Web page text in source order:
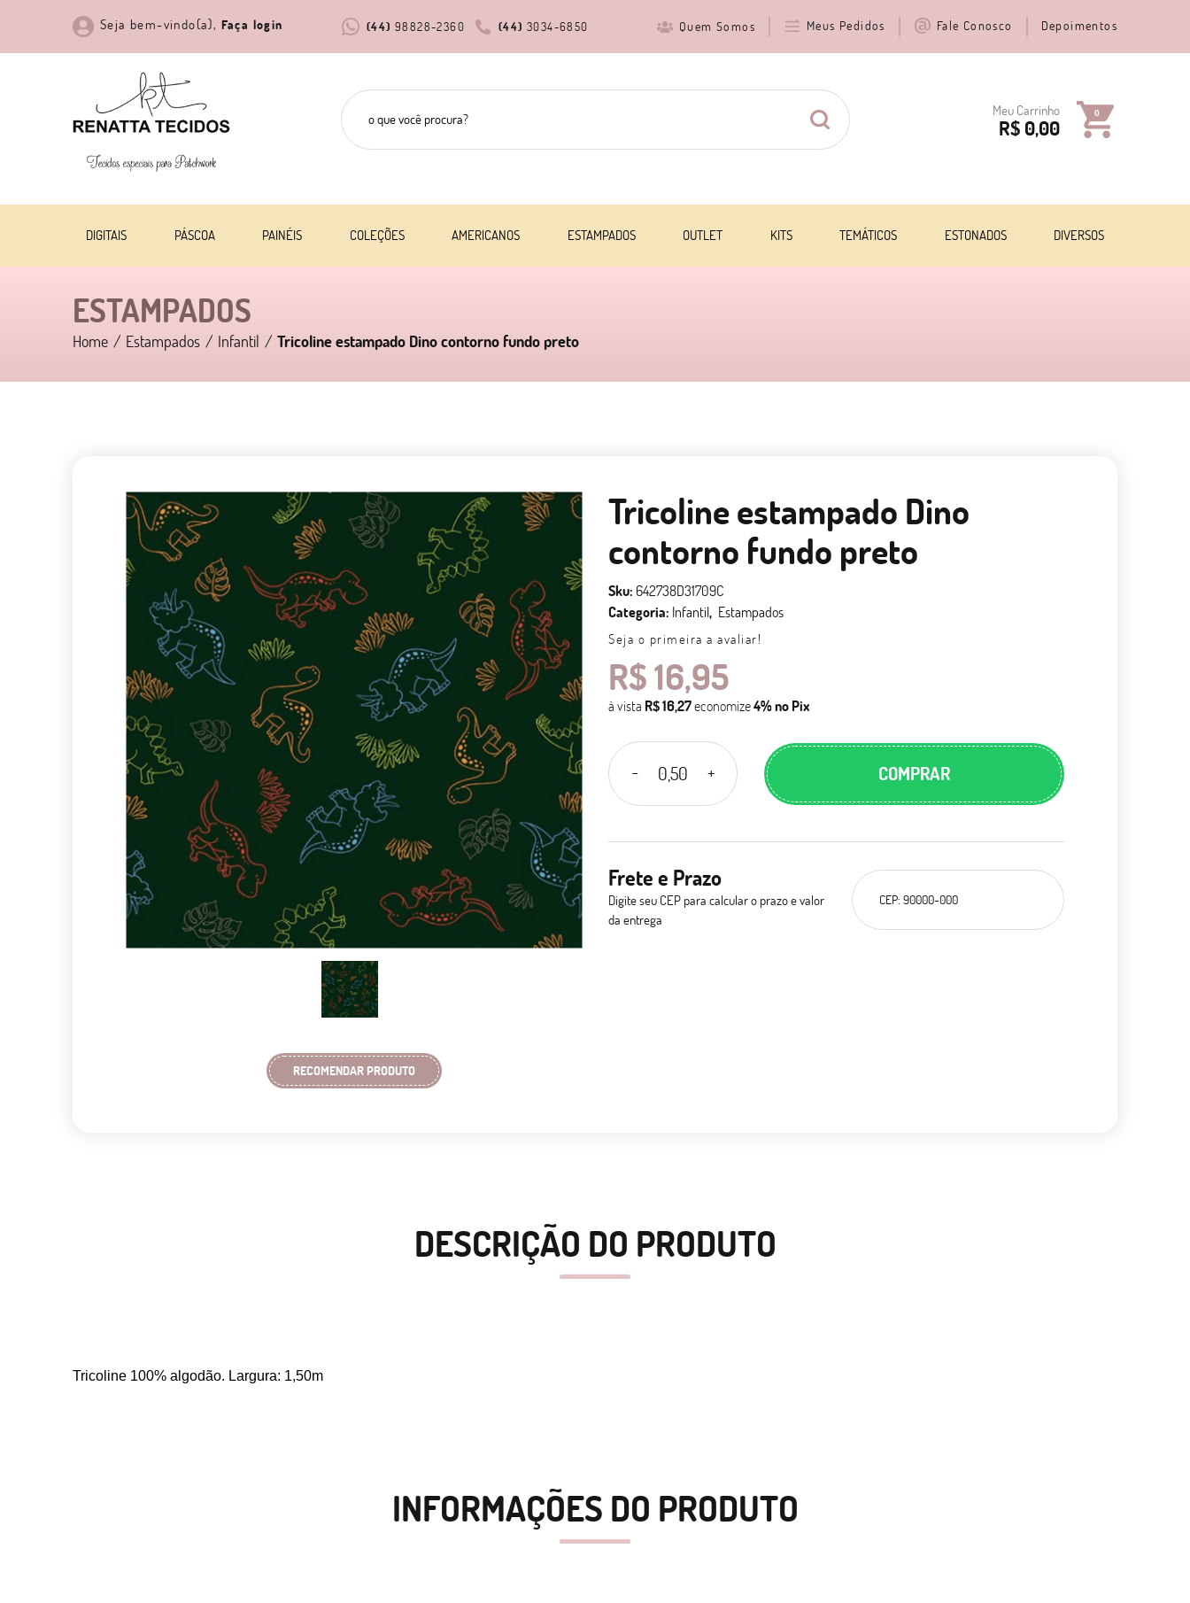
Seja bem-vindo(a), Faça login (44) 3034-6850
(44) 98828-2360 Quem Somos Meus Pedidos Fale Conosco Depoimentos
Meu Carrinho 0
R$ 0,00
DIGITAIS PÁSCOA PAINÉIS COLEÇÕES AMERICANOS ESTAMPADOS OUTLET KITS TEMÁTICOS ESTONADOS DIVERSOS
ESTAMPADOS
Home Estampados Infantil Tricoline estampado Dino contorno fundo preto
RECOMENDAR PRODUTO
Tricoline estampado Dino
contorno fundo preto
Sku: 642738D31709C
Categoria: Infantil Estampados
Seja o primeira a avaliar!
R$ 16,95
à vista R$ 16,27economize4%no Pix
COMPRAR
Frete e Prazo
Digite seu CEP para calcular o prazo e valor
da entrega
DESCRIÇÃO DO PRODUTO
Tricoline 100% algodão. Largura: 1,50m
INFORMAÇÕES DO PRODUTO